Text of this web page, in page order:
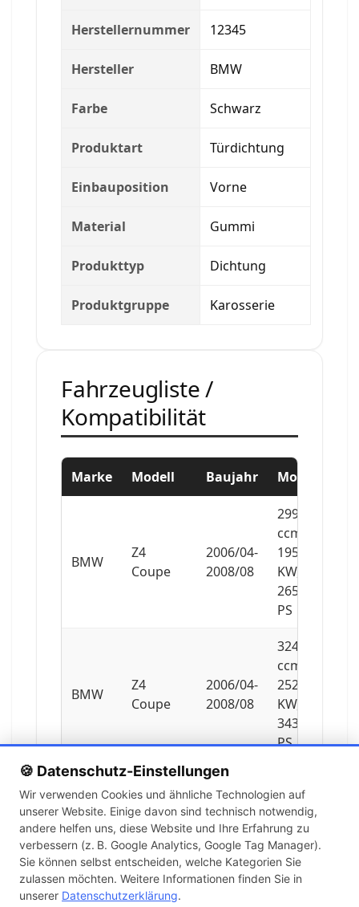
🍪 Datenschutz-Einstellungen
Wir verwenden Cookies und ähnliche Technologien auf
unserer Website. Einige davon sind technisch notwendig,
andere helfen uns, diese Website und Ihre Erfahrung zu
verbessern (z. B. Google Analytics, Google Tag Manager).
Sie können selbst entscheiden, welche Kategorien Sie
zulassen möchten. Weitere Informationen finden Sie in
unserer Datenschutzerklärung.
Herstellernummer 12345
Hersteller BMW
Farbe Schwarz
Produktart Türdichtung
Einbauposition Vorne
Material Gummi
Produkttyp Dichtung
Produktgruppe Karosserie
Fahrzeugliste /
Kompatibilität
Marke Modell Baujahr Motor
BMW
Z4
Coupe
2006/04-
2008/08
2996
ccm,
195
KW,
265
PS
BMW
Z4
Coupe
2006/04-
2008/08
3246
ccm,
252
KW,
343
PS
BMW
Z4
Roadster
2005/03-
2009/02
ccm,
110
KW,
150
PS